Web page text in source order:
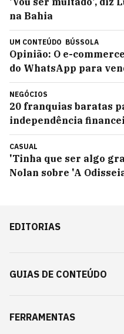
na Bahia
UM CONTEÚDO BÚSSOLA
Opinião: O e-
do WhatsApp para
NEGÓCIOS
20 franquias baratas
independência
CASUAL
'Tinha que ser algo
Nolan sobre 'A
EDITORIAS
GUIAS DE CONTEÚDO
FERRAMENTAS